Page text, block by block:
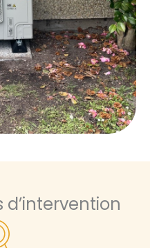
d’intervention